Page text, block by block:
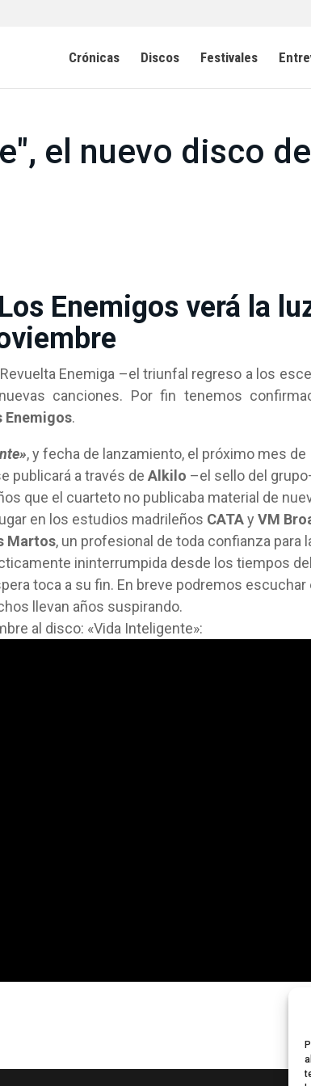
Crónicas Discos Festivales
el nuevo disco de
Enemigos verá la
Enemiga –el triunfal regreso a los
canciones. Por fin tenemos
Enemigos.
, y fecha de lanzamiento, el próximo mes de
publicará a través de Alkilo –el sello del
que el cuarteto no publicaba material de
en los estudios madrileños CATAy VM
Martos, un profesional de toda confianza para
ininterrumpida desde los tiempos del
toca a su fin. En breve podremos escuchar
llevan años suspirando.
al disco: «Vida Inteligente»: